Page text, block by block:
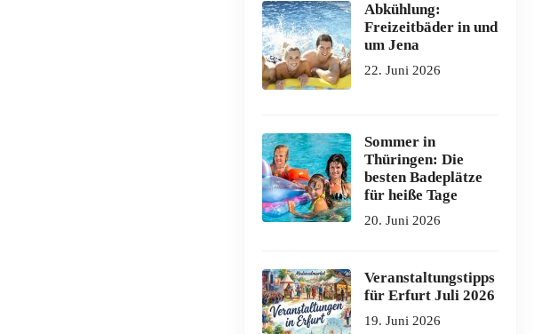
Abkühlung:
Freizeitbäder in und
um Jena
22. Juni 2026
Sommer in
Thüringen: Die
besten Badeplätze
für heiße Tage
20. Juni 2026
Veranstaltungstipps
für Erfurt Juli 2026
19. Juni 2026